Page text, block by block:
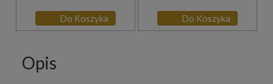
Do Koszyka Do Koszyka
Opis